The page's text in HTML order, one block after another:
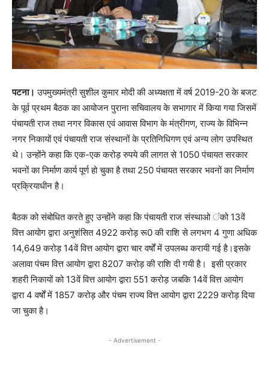
पटना। उपमुख्यमंत्री सुशील कुमार मोदी की अध्यक्षता में वर्ष 2019-20 के बजट
के पूर्व प्रथम बैठक का आयोजन पुराना सचिवालय के सभागार में किया गया जिसमें
पंचायती राज तथा नगर विकास एवं आवास विभाग के मंत्रीगण, राज्य के विभिन्न
नगर निकायों एवं पंचायती राज संस्थानों के प्रतिनिधिगण एवं अन्य लोग उपस्थित
थे। उन्होंने कहा कि एक-एक करोड़ रुपये की लागत से 1050 पंचायत सरकार
भवनों का निर्माण कार्य पूर्ण हो चुका है तथा 250 पंचायत सरकार भवनों का निर्माण
प्रक्रियाधीन है।
बैठक को संबोधित करते हुए उन्होंने कहा कि पंचायती राज संस्थाओ ंको 13वें
वित्त आयोग द्वारा अनुशंसित 4922 करोड़ रू0 की राशि से लगभग 4 गुणा अधिक
14,649 करोड़ 14वें वित्त आयोग द्वारा चार वर्षों में उपलब्ध करायी गई है।इसके
अलावा पंचम वित्त आयोग द्वारा 8207 करोड़ की राशि दी गयी है। इसी प्रकार
शहरी निकायों को 13वें वित्त आयोग द्वारा 551 करोड़ जबकि 14वें वित्त आयोग
द्वारा 4 वर्षों में 1857 करोड़ और पंचम राज्य वित्त आयोग द्वारा 2229 करोड़ दिया
जा चुका है।
- Advertisement -